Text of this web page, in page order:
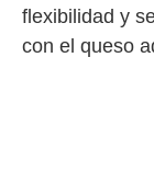
flexibilidad y
con el queso